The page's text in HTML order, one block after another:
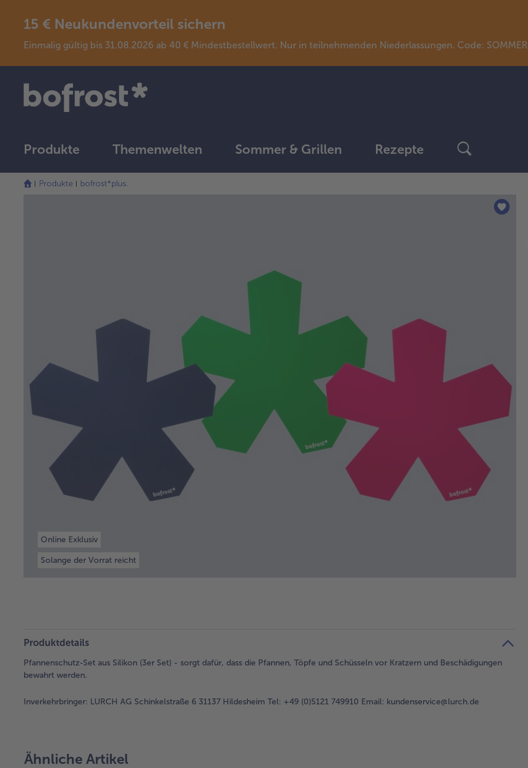
15 € Neukundenvorteil sichern
Einmalig gültig bis 31.08.2026 ab 40 € Mindestbestellwert. Nur in teilnehmenden Niederlassungen. Code:
Produkte Themenwelten Sommer & Grillen Rezepte
Produkte bofrost*plus.
Online Exklusiv
Solange der Vorrat reicht
Produktdetails
Pfannenschutz-Set aus Silikon (3er Set) - sorgt dafür, dass die Pfannen, Töpfe und Schüsseln vor Kratzern und Beschädigungen
bewahrt werden.
Inverkehrbringer: LURCH AG Schinkelstraße 6 31137 Hildesheim Tel: +49 (0)5121 749910 Email: kundenservice@lurch.de
Ähnliche Artikel